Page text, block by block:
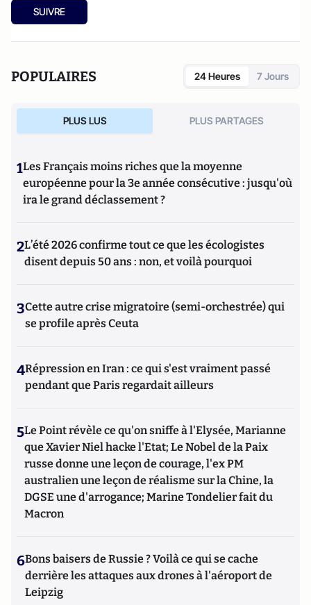
SUIVRE
POPULAIRES 24 Heures 7 Jours
PLUS LUS PLUS PARTAGES
1Les Français moins riches que la moyenne
européenne pour la 3e année consécutive : jusqu'où
ira le grand déclassement ?
2L’été 2026 confirme tout ce que les écologistes
disent depuis 50 ans : non, et voilà pourquoi
3Cette autre crise migratoire (semi-orchestrée) qui
se profile après Ceuta
4Répression en Iran : ce qui s'est vraiment passé
pendant que Paris regardait ailleurs
5Le Point révèle ce qu'on sniffe à l'Elysée, Marianne
que Xavier Niel hacke l'Etat; Le Nobel de la Paix
russe donne une leçon de courage, l'ex PM
australien une leçon de réalisme sur la Chine, la
DGSE une d'arrogance; Marine Tondelier fait du
Macron
6Bons baisers de Russie ? Voilà ce qui se cache
derrière les attaques aux drones à l'aéroport de
Leipzig